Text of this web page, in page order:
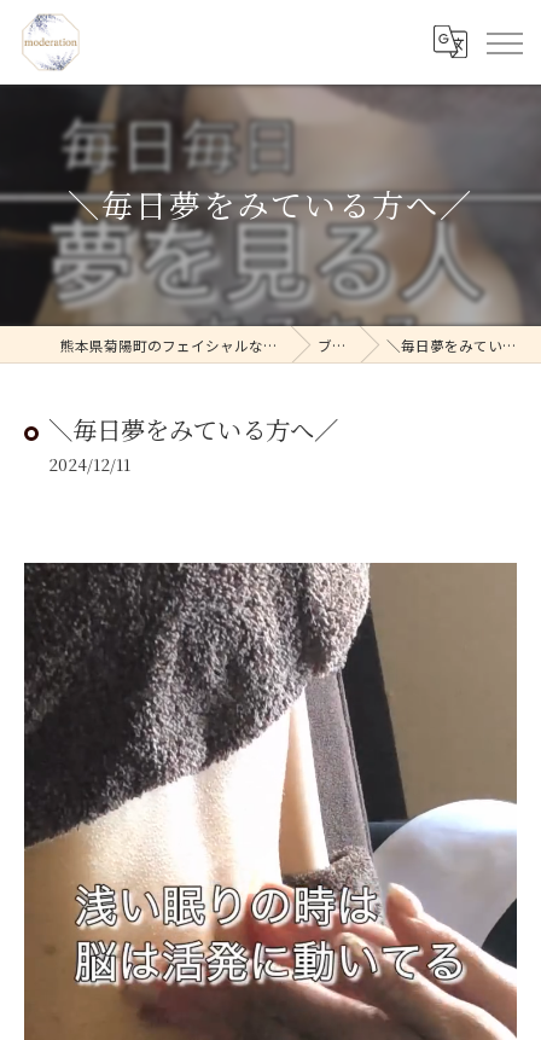
＼毎日夢をみている方へ／
熊本県菊陽町のフェイシャルならmoderation ブログ ＼毎日夢をみている方へ／
＼毎日夢をみている方へ／
2024/12/11